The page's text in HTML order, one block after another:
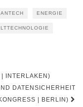
ENERGIE
INTERLAKEN)
DATENSICHERHEIT
| BERLIN)